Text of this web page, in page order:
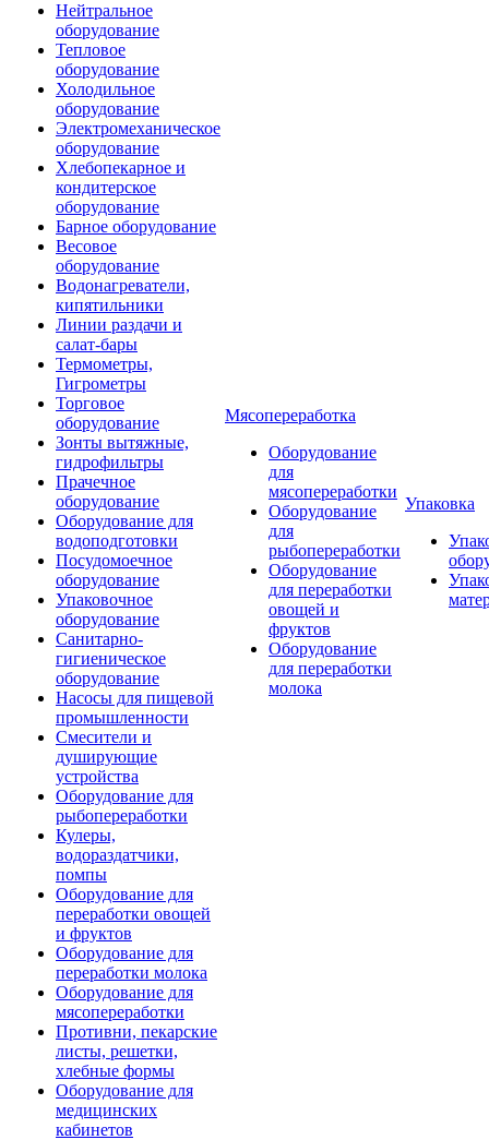
Нейтральное
оборудование
Тепловое
оборудование
Холодильное
оборудование
Электромеханическое
оборудование
Хлебопекарное и
кондитерское
оборудование
Барное оборудование
Весовое
оборудование
Водонагреватели,
кипятильники
Линии раздачи и
салат-бары
Термометры,
Гигрометры
Торговое
оборудование
Зонты вытяжные,
гидрофильтры
Прачечное
оборудование
Оборудование для
водоподготовки
Посудомоечное
оборудование
Упаковочное
оборудование
Санитарно-
гигиеническое
оборудование
Насосы для пищевой
промышленности
Смесители и
душирующие
устройства
Оборудование для
рыбопереработки
Кулеры,
водораздатчики,
помпы
Оборудование для
переработки овощей
и фруктов
Оборудование для
переработки молока
Оборудование для
мясопереработки
Противни, пекарские
листы, решетки,
хлебные формы
Оборудование для
медицинских
кабинетов
Мясопереработка
Оборудование
для
мясопереработки
Оборудование
для
рыбопереработки
Оборудование
для переработки
овощей и
фруктов
Оборудование
для переработки
молока
Упаковка